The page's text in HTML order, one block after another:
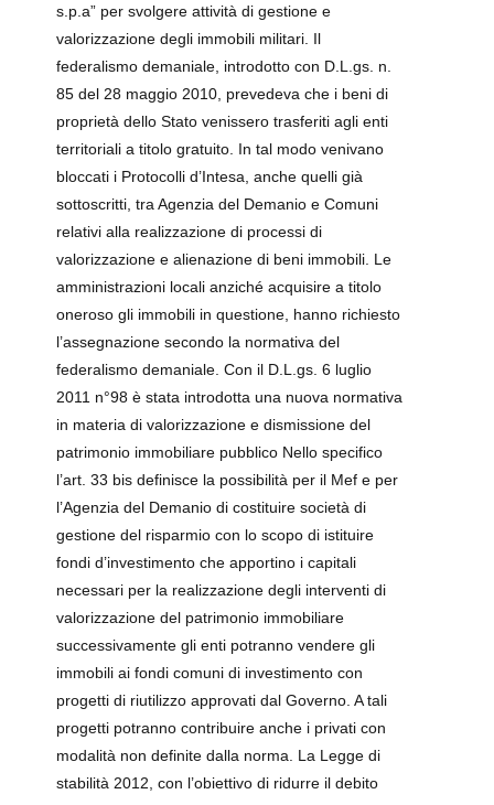
s.p.a” per svolgere attività di gestione e
valorizzazione degli immobili militari. Il
federalismo demaniale, introdotto con D.L.gs. n.
85 del 28 maggio 2010, prevedeva che i beni di
proprietà dello Stato venissero trasferiti agli enti
territoriali a titolo gratuito. In tal modo venivano
bloccati i Protocolli d’Intesa, anche quelli già
sottoscritti, tra Agenzia del Demanio e Comuni
relativi alla realizzazione di processi di
valorizzazione e alienazione di beni immobili. Le
amministrazioni locali anziché acquisire a titolo
oneroso gli immobili in questione, hanno richiesto
l’assegnazione secondo la normativa del
federalismo demaniale. Con il D.L.gs. 6 luglio
2011 n°98 è stata introdotta una nuova normativa
in materia di valorizzazione e dismissione del
patrimonio immobiliare pubblico Nello specifico
l’art. 33 bis definisce la possibilità per il Mef e per
l’Agenzia del Demanio di costituire società di
gestione del risparmio con lo scopo di istituire
fondi d’investimento che apportino i capitali
necessari per la realizzazione degli interventi di
valorizzazione del patrimonio immobiliare
successivamente gli enti potranno vendere gli
immobili ai fondi comuni di investimento con
progetti di riutilizzo approvati dal Governo. A tali
progetti potranno contribuire anche i privati con
modalità non definite dalla norma. La Legge di
stabilità 2012, con l’obiettivo di ridurre il debito